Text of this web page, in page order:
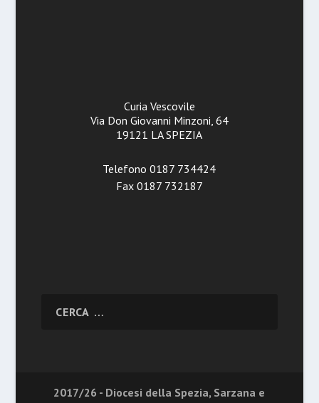
Curia Vescovile
Via Don Giovanni Minzoni, 64
19121 LA SPEZIA
Telefono 0187 734424
Fax 0187 732187
2017/26 - Diocesi della Spezia, Sarzana e